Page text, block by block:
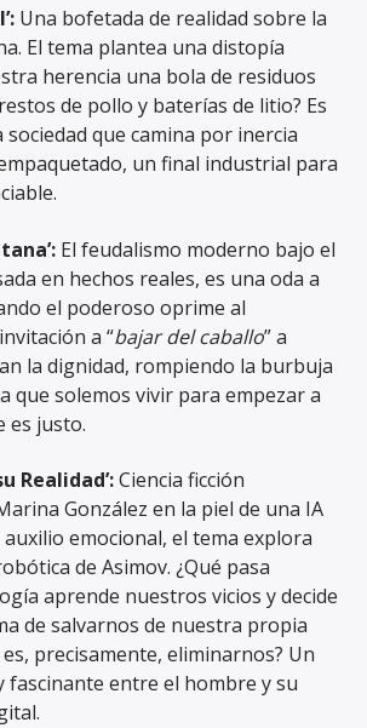
Una bofetada de realidad sobre la
El tema plantea una distopía
herencia una bola de residuos
de pollo y baterías de litio? Es
que camina por inercia
un final industrial para
El feudalismo moderno bajo el
en hechos reales, es una oda a
el poderoso oprime al
a “bajar del caballo” a
la dignidad, rompiendo la burbuja
que solemos vivir para empezar a
es justo.
Realidad’:Ciencia ficción
González en la piel de una IA
emocional, el tema explora
de Asimov. ¿Qué pasa
aprende nuestros vicios y decide
de salvarnos de nuestra propia
precisamente, eliminarnos? Un
fascinante entre el hombre y su